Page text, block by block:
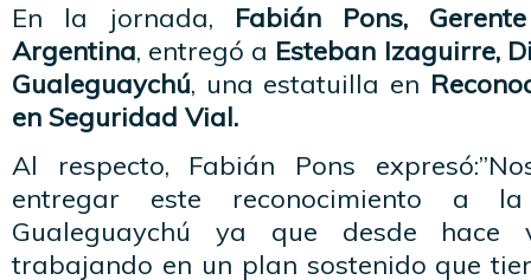
En la jornada, Fabián Pons,
Argentina, entregó a Esteban Izaguirre,
Gualeguaychú, una estatuilla en
en Seguridad Vial.
Al respecto, Fabián Pons
entregar este reconocimiento a
Gualeguaychú ya que desde hace
trabajando en un plan sostenido que